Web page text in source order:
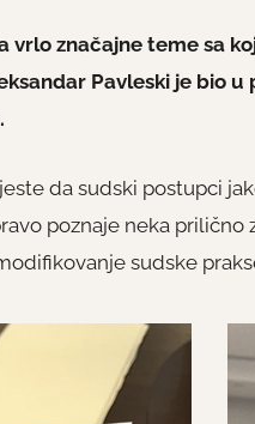
značajne teme sa
Pavleski je bio
da sudski postupci
poznaje neka
sudske